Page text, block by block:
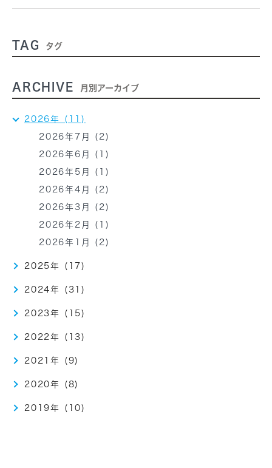
TAG タグ
ARCHIVE 月別アーカイブ
2026年 (11)
2026年7月 (2)
2026年6月 (1)
2026年5月 (1)
2026年4月 (2)
2026年3月 (2)
2026年2月 (1)
2026年1月 (2)
2025年 (17)
2024年 (31)
2023年 (15)
2022年 (13)
2021年 (9)
2020年 (8)
2019年 (10)